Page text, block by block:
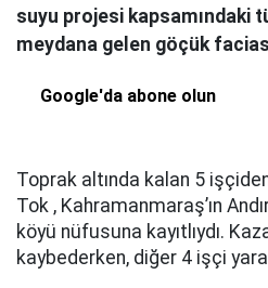
suyu projesi kapsamındaki
meydana gelen göçük
Google'da abone olun
Toprak altında kalan 5
Tok , Kahramanmaraş’ın
köyü nüfusuna kayıtlıydı.
kaybederken, diğer 4 işçi